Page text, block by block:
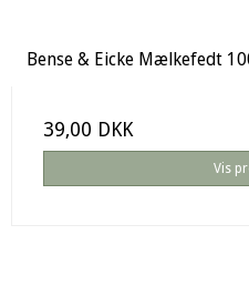
Bense & Eicke Mælkefedt
39,00 DKK
Vis